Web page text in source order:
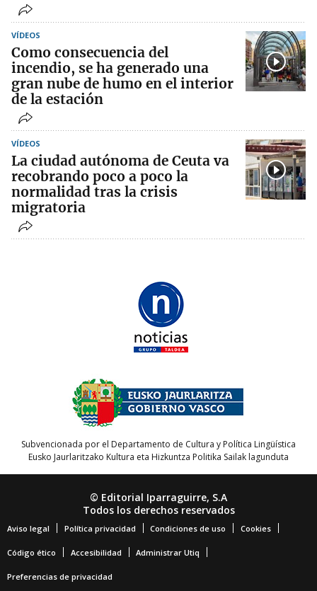
VÍDEOS
Como consecuencia del
incendio, se ha generado una
gran nube de humo en el interior
de la estación
VÍDEOS
La ciudad autónoma de Ceuta va
recobrando poco a poco la
normalidad tras la crisis
migratoria
Subvencionada por el Departamento de Cultura y Política Lingüística
Eusko Jaurlaritzako Kultura eta Hizkuntza Politika Sailak lagunduta
© Editorial Iparraguirre, S.A
Todos los derechos reservados
Aviso legal Política privacidad Condiciones de uso Cookies
Código ético Accesibilidad Administrar Utiq
Preferencias de privacidad